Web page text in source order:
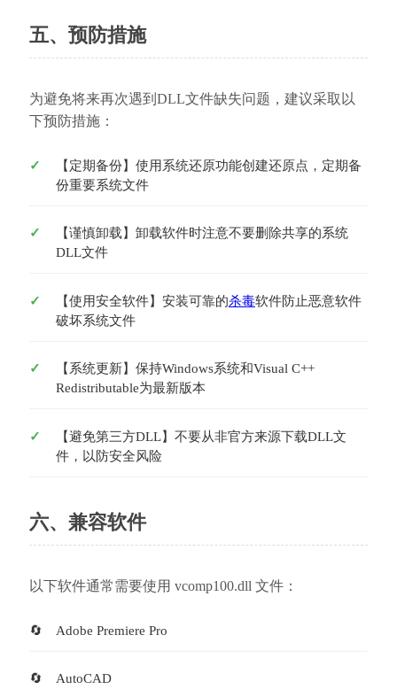
五、预防措施
为避免将来再次遇到DLL文件缺失问题，建议采取以
下预防措施：
【定期备份】使用系统还原功能创建还原点，定期备
份重要系统文件
【谨慎卸载】卸载软件时注意不要删除共享的系统
DLL文件
【使用安全软件】安装可靠的杀毒软件防止恶意软件
破坏系统文件
【系统更新】保持Windows系统和Visual C++
Redistributable为最新版本
【避免第三方DLL】不要从非官方来源下载DLL文
件，以防安全风险
六、兼容软件
以下软件通常需要使用 vcomp100.dll 文件：
Adobe Premiere Pro
AutoCAD